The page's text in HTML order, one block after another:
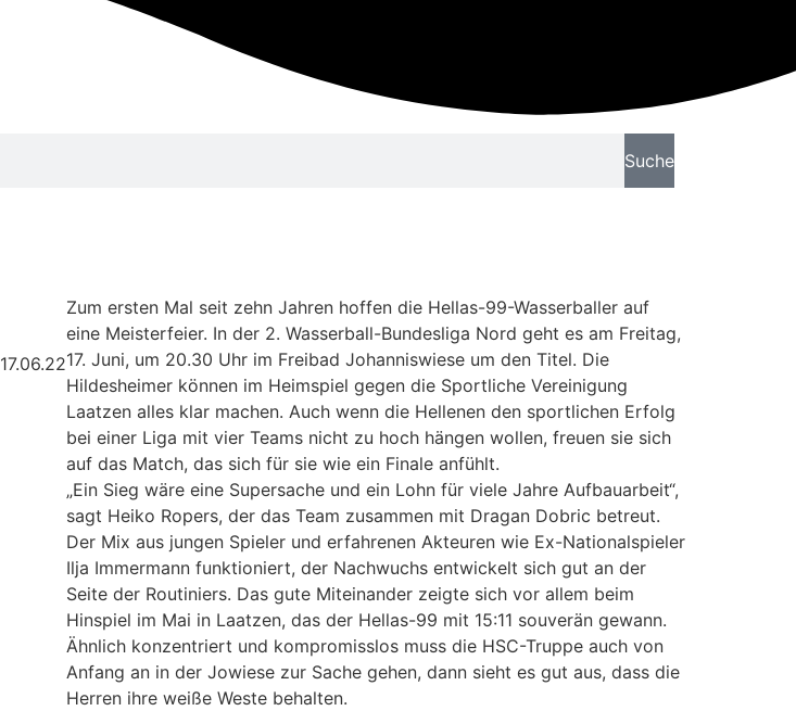
Suche
17.06.22
Zum ersten Mal seit zehn Jahren hoffen die Hellas-99-Wasserballer auf
eine Meisterfeier. In der 2. Wasserball-Bundesliga Nord geht es am Freitag,
17. Juni, um 20.30 Uhr im Freibad Johanniswiese um den Titel. Die
Hildesheimer können im Heimspiel gegen die Sportliche Vereinigung
Laatzen alles klar machen. Auch wenn die Hellenen den sportlichen Erfolg
bei einer Liga mit vier Teams nicht zu hoch hängen wollen, freuen sie sich
auf das Match, das sich für sie wie ein Finale anfühlt.
„Ein Sieg wäre eine Supersache und ein Lohn für viele Jahre Aufbauarbeit“,
sagt Heiko Ropers, der das Team zusammen mit Dragan Dobric betreut.
Der Mix aus jungen Spieler und erfahrenen Akteuren wie Ex-Nationalspieler
Ilja Immermann funktioniert, der Nachwuchs entwickelt sich gut an der
Seite der Routiniers. Das gute Miteinander zeigte sich vor allem beim
Hinspiel im Mai in Laatzen, das der Hellas-99 mit 15:11 souverän gewann.
Ähnlich konzentriert und kompromisslos muss die HSC-Truppe auch von
Anfang an in der Jowiese zur Sache gehen, dann sieht es gut aus, dass die
Herren ihre weiße Weste behalten.